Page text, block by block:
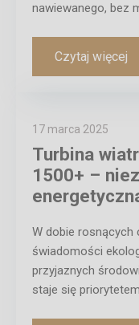
nawiewanego, bez
Czytaj więcej
17 marca 2025
Turbina
1500+ –
W dobie rosnących
świadomości
przyjaznych
staje się